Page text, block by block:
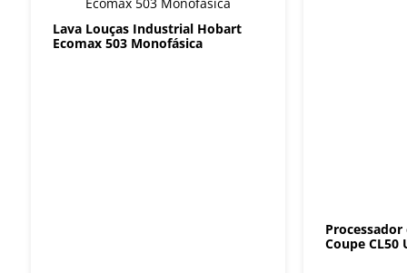
Lava Louças Industrial Hobart
Ecomax 503 Monofásica
Coupe CL50